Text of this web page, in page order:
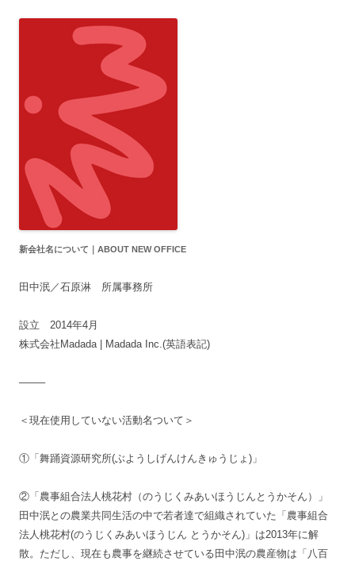
新会社名について｜ABOUT NEW OFFICE
田中泯／石原淋 所属事務所
設立 2014年4月
株式会社Madada | Madada Inc.(英語表記)
——–
＜現在使用していない活動名ついて＞
①「舞踊資源研究所(ぶようしげんけんきゅうじょ)」
②「農事組合法人桃花村（のうじくみあいほうじんとうかそん）」
田中泯との農業共同生活の中で若者達で組織されていた「農事組合
法人桃花村(のうじくみあいほうじん とうかそん)」は2013年に解
散。ただし、現在も農事を継続させている田中泯の農産物は「八百